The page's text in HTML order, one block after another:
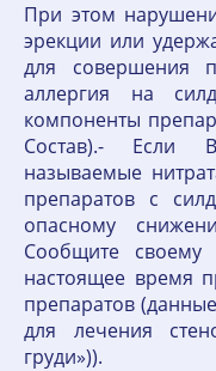
При этом
эрекции или
для совершения
аллергия на
компоненты
Состав).- Если
называемые
препаратов с
опасному
Сообщите
настоящее время
препаратов
для лечения
груди»)).